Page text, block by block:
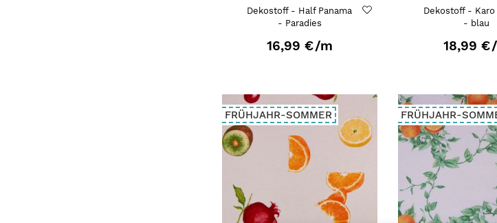
Dekostoff - Half Panama
- Paradies
16,99 €/m
Dekostoff -
- blau
18,99 €
FRÜHJAHR-SOMMER FRÜHJAHR-